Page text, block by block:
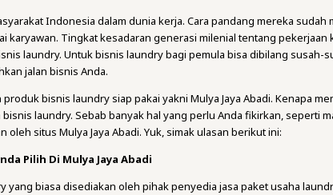
Indonesia dalam dunia kerja. Cara pandang mereka
karyawan. Tingkat kesadaran generasi milenial tentang
laundry. Untuk bisnis laundry bagi pemula bisa dibilang susah-
jalan bisnis Anda.
bisnis laundry siap pakai yakni Mulya Jaya Abadi. Kenapa
laundry. Sebab banyak hal yang perlu Anda fikirkan, seperti
situs Mulya Jaya Abadi. Yuk, simak ulasan berikut ini:
Pilih Di Mulya Jaya Abadi
biasa disediakan oleh pihak penyedia jasa paket usaha